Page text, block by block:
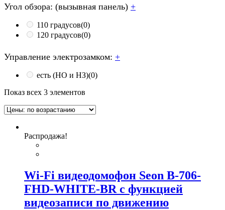
Угол обзора: (вызывная панель) +
110 градусов(0)
120 градусов(0)
Управление электрозамком: +
есть (НО и НЗ)(0)
Показ всех 3 элементов
Распродажа!
Wi-Fi видеодомофон Seon B-706-
FHD-WHITE-BR с функцией
видеозаписи по движению